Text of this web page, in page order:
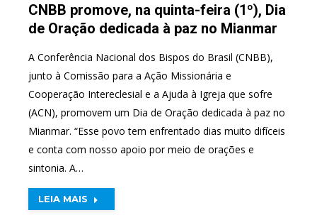
CNBB promove, na quinta-feira (1º), Dia
de Oração dedicada à paz no Mianmar
A Conferência Nacional dos Bispos do Brasil (CNBB),
junto à Comissão para a Ação Missionária e
Cooperação Intereclesial e a Ajuda à Igreja que sofre
(ACN), promovem um Dia de Oração dedicada à paz no
Mianmar. “Esse povo tem enfrentado dias muito difíceis
e conta com nosso apoio por meio de orações e
sintonia. A…
LEIA MAIS